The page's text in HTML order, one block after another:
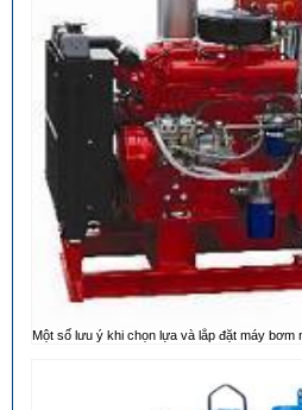
Một số lưu ý khi chọn lựa và lắp đặt máy bơm